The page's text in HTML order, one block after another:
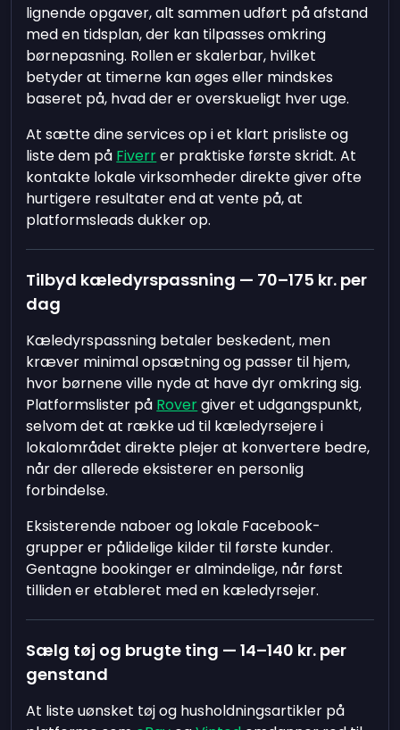
lignende opgaver, alt sammen udført på afstand
med en tidsplan, der kan tilpasses omkring
børnepasning. Rollen er skalerbar, hvilket
betyder at timerne kan øges eller mindskes
baseret på, hvad der er overskueligt hver uge.
At sætte dine services op i et klart prisliste og
liste dem på Fiverrer praktiske første skridt. At
kontakte lokale virksomheder direkte giver ofte
hurtigere resultater end at vente på, at
platformsleads dukker op.
Tilbyd kæledyrspassning — 70–175 kr. per
dag
Kæledyrspassning betaler beskedent, men
kræver minimal opsætning og passer til hjem,
hvor børnene ville nyde at have dyr omkring sig.
Platformslister på Rovergiver et udgangspunkt,
selvom det at række ud til kæledyrsejere i
lokalområdet direkte plejer at konvertere bedre,
når der allerede eksisterer en personlig
forbindelse.
Eksisterende naboer og lokale Facebook-
grupper er pålidelige kilder til første kunder.
Gentagne bookinger er almindelige, når først
tilliden er etableret med en kæledyrsejer.
Sælg tøj og brugte ting — 14–140 kr. per
genstand
At liste uønsket tøj og husholdningsartikler på